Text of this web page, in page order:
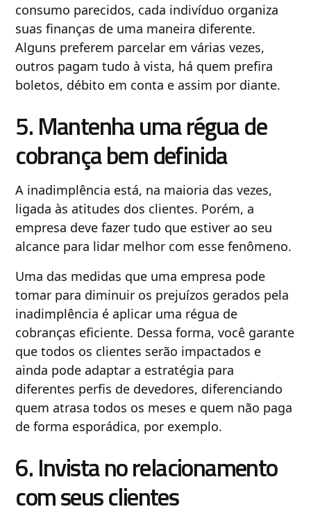
consumo parecidos, cada indivíduo organiza
suas finanças de uma maneira diferente.
Alguns preferem parcelar em várias vezes,
outros pagam tudo à vista, há quem prefira
boletos, débito em conta e assim por diante.
5. Mantenha uma régua de
cobrança bem definida
A inadimplência está, na maioria das vezes,
ligada às atitudes dos clientes. Porém, a
empresa deve fazer tudo que estiver ao seu
alcance para lidar melhor com esse fenômeno.
Uma das medidas que uma empresa pode
tomar para diminuir os prejuízos gerados pela
inadimplência é aplicar uma régua de
cobranças eficiente. Dessa forma, você garante
que todos os clientes serão impactados e
ainda pode adaptar a estratégia para
diferentes perfis de devedores, diferenciando
quem atrasa todos os meses e quem não paga
de forma esporádica, por exemplo.
6. Invista no relacionamento
com seus clientes